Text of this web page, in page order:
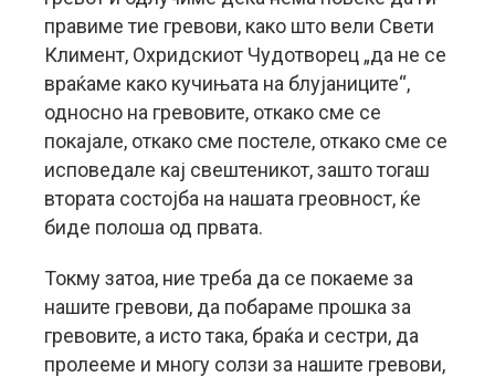
правиме тие гревови, како што вели Свети
Климент, Охридскиот Чудотворец „да не се
враќаме како кучињата на блујаниците“,
односно на гревовите, откако сме се
покајале, откако сме постеле, откако сме се
исповедале кај свештеникот, зашто тогаш
втората состојба на нашата греовност, ќе
биде полоша од првата.
Токму затоа, ние треба да се покаеме за
нашите гревови, да побараме прошка за
гревовите, а исто така, браќа и сестри, да
пролееме и многу солзи за нашите гревови,